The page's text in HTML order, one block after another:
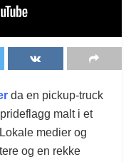
da en pickup-truck
malt i et
medier og
og en rekke